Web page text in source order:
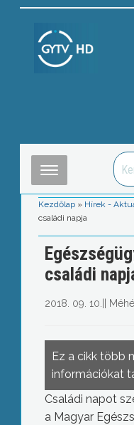
Kezdőlap » Hírek -
családi napja
családi
2018. 09. 10.
Ez a cikk több
információkat
Családi napot
a Magyar